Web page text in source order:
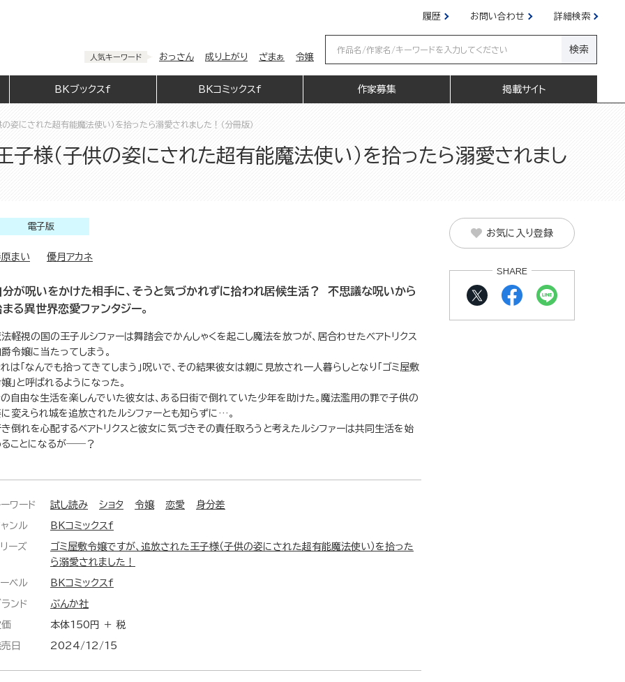
履歴 お問い合わせ 詳細検索
人気キーワード おっさん 成り上がり ざまぁ 令嬢
検索
BKブックスf BKコミックスf 作家募集 掲載サイト
姿にされた超有能魔法使い）を拾ったら溺愛されました！（分冊版）
子様（子供の姿にされた超有能魔法使い）を拾ったら溺愛されまし
電子版
まい 優月アカネ
分が呪いをかけた相手に、そうと気づかれずに拾われ居候生活？ 不思議な呪いから
まる異世界恋愛ファンタジー。
軽視の国の王子ルシファーは舞踏会でかんしゃくを起こし魔法を放つが、居合わせたベアトリクス
令嬢に当たってしまう。
は「なんでも拾ってきてしまう」呪いで、その結果彼女は親に見放され一人暮らしとなり「ゴミ屋敷
」と呼ばれるようになった。
自由な生活を楽しんでいた彼女は、ある日街で倒れていた少年を助けた。魔法濫用の罪で子供の
変えられ城を追放されたルシファーとも知らずに…。
倒れを心配するベアトリクスと彼女に気づきその責任取ろうと考えたルシファーは共同生活を始
ることになるが――？
ワード 試し読み ショタ 令嬢 恋愛 身分差
ンル BKコミックスf
ーズ
ゴミ屋敷令嬢ですが、追放された王子様（子供の姿にされた超有能魔法使い）を拾った
ら溺愛されました！
ベル BKコミックスf
ンド ぶんか社
本体150円 ＋ 税
日 2024/12/15
お気に入り登録
SHARE